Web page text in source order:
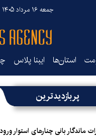
جمعه ۱۶ مرداد ۱۴۰۵
استان‌ها ایبنا پلاس
پربازدیدترین
ماندگار بانی چنارهای استوار